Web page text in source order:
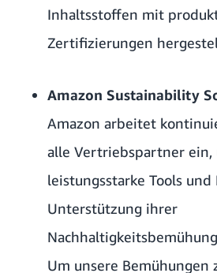
Inhaltsstoffen mit
Zertifizierungen
Amazon Sustainability
Amazon arbeitet
alle Vertriebspartner ein,
leistungsstarke Tools
Unterstützung ihrer
Um unsere Bemühungen